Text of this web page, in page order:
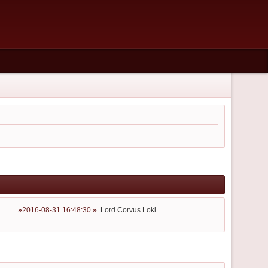
2016-08-31 16:48:30 Lord Corvus Loki